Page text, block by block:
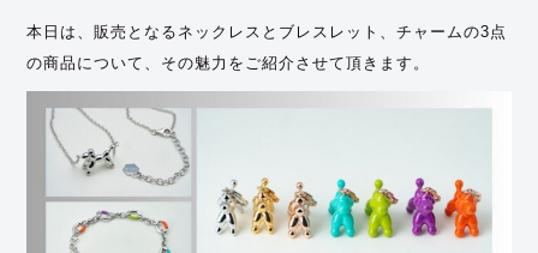
本日は、販売となるネックレスとブレスレット、チャームの3点
の商品について、その魅力をご紹介させて頂きます。